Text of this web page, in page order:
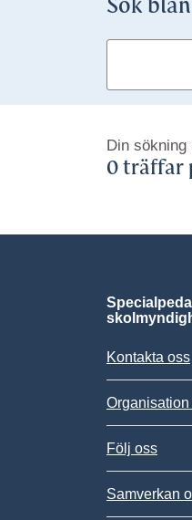
Sök
Din sökning
0 träffar
Kontakta oss
Följ oss
Samverkan